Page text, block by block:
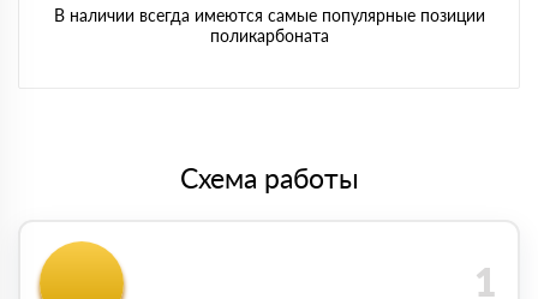
В наличии всегда имеются самые популярные позиции
поликарбоната
Схема работы